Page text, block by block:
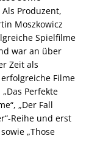
Produzent,
Moszkowicz
Spielfilme
war an über
Zeit als
Filme
„Das Perfekte
„Der Fall
Reihe und erst
„Those